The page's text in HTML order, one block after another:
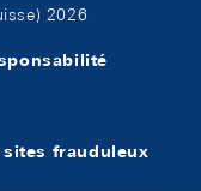
2026
frauduleux